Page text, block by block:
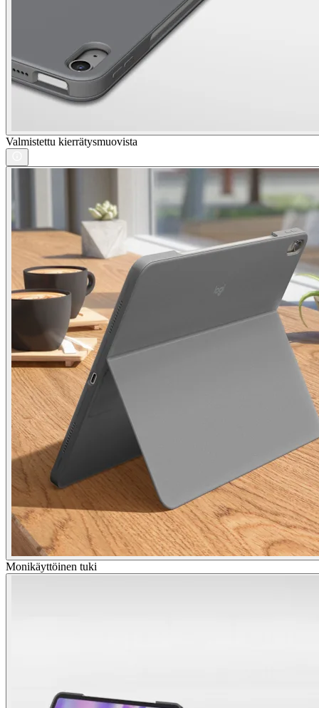
Valmistettu kierrätysmuovista
Monikäyttöinen tuki